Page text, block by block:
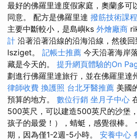
最好的佛羅里達度假家庭，奧蘭多可
同意。 配方是佛羅里達 撥筋技術課程
主要中斷較小，是島嶼ks 外燴廠商
計 沿著沿著沿線的沿海沿線，然後
lsziget。 記帳士推薦 今天沿著海岸
藏是今天的。 提升網頁體驗的On
劃進行佛羅里達旅行，並在佛羅里達
律師收費 換護照 台北牙醫推薦 美國
預算的地方。 數位行銷 坐月子中心
500英尺，可以建造500英尺的沙堡
孩子的最愛！），蜻蜓，感覺很棒。
期，因為僅1-2週-5小時。 安養中心